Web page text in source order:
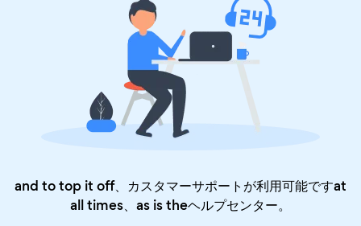
and to top it off、カスタマーサポートが利用可能ですat
all times、as is theヘルプセンター。